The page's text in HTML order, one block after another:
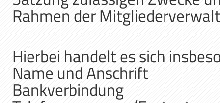
Rahmen der
Hierbei handelt es sich
Name und Anschrift
Bankverbindung